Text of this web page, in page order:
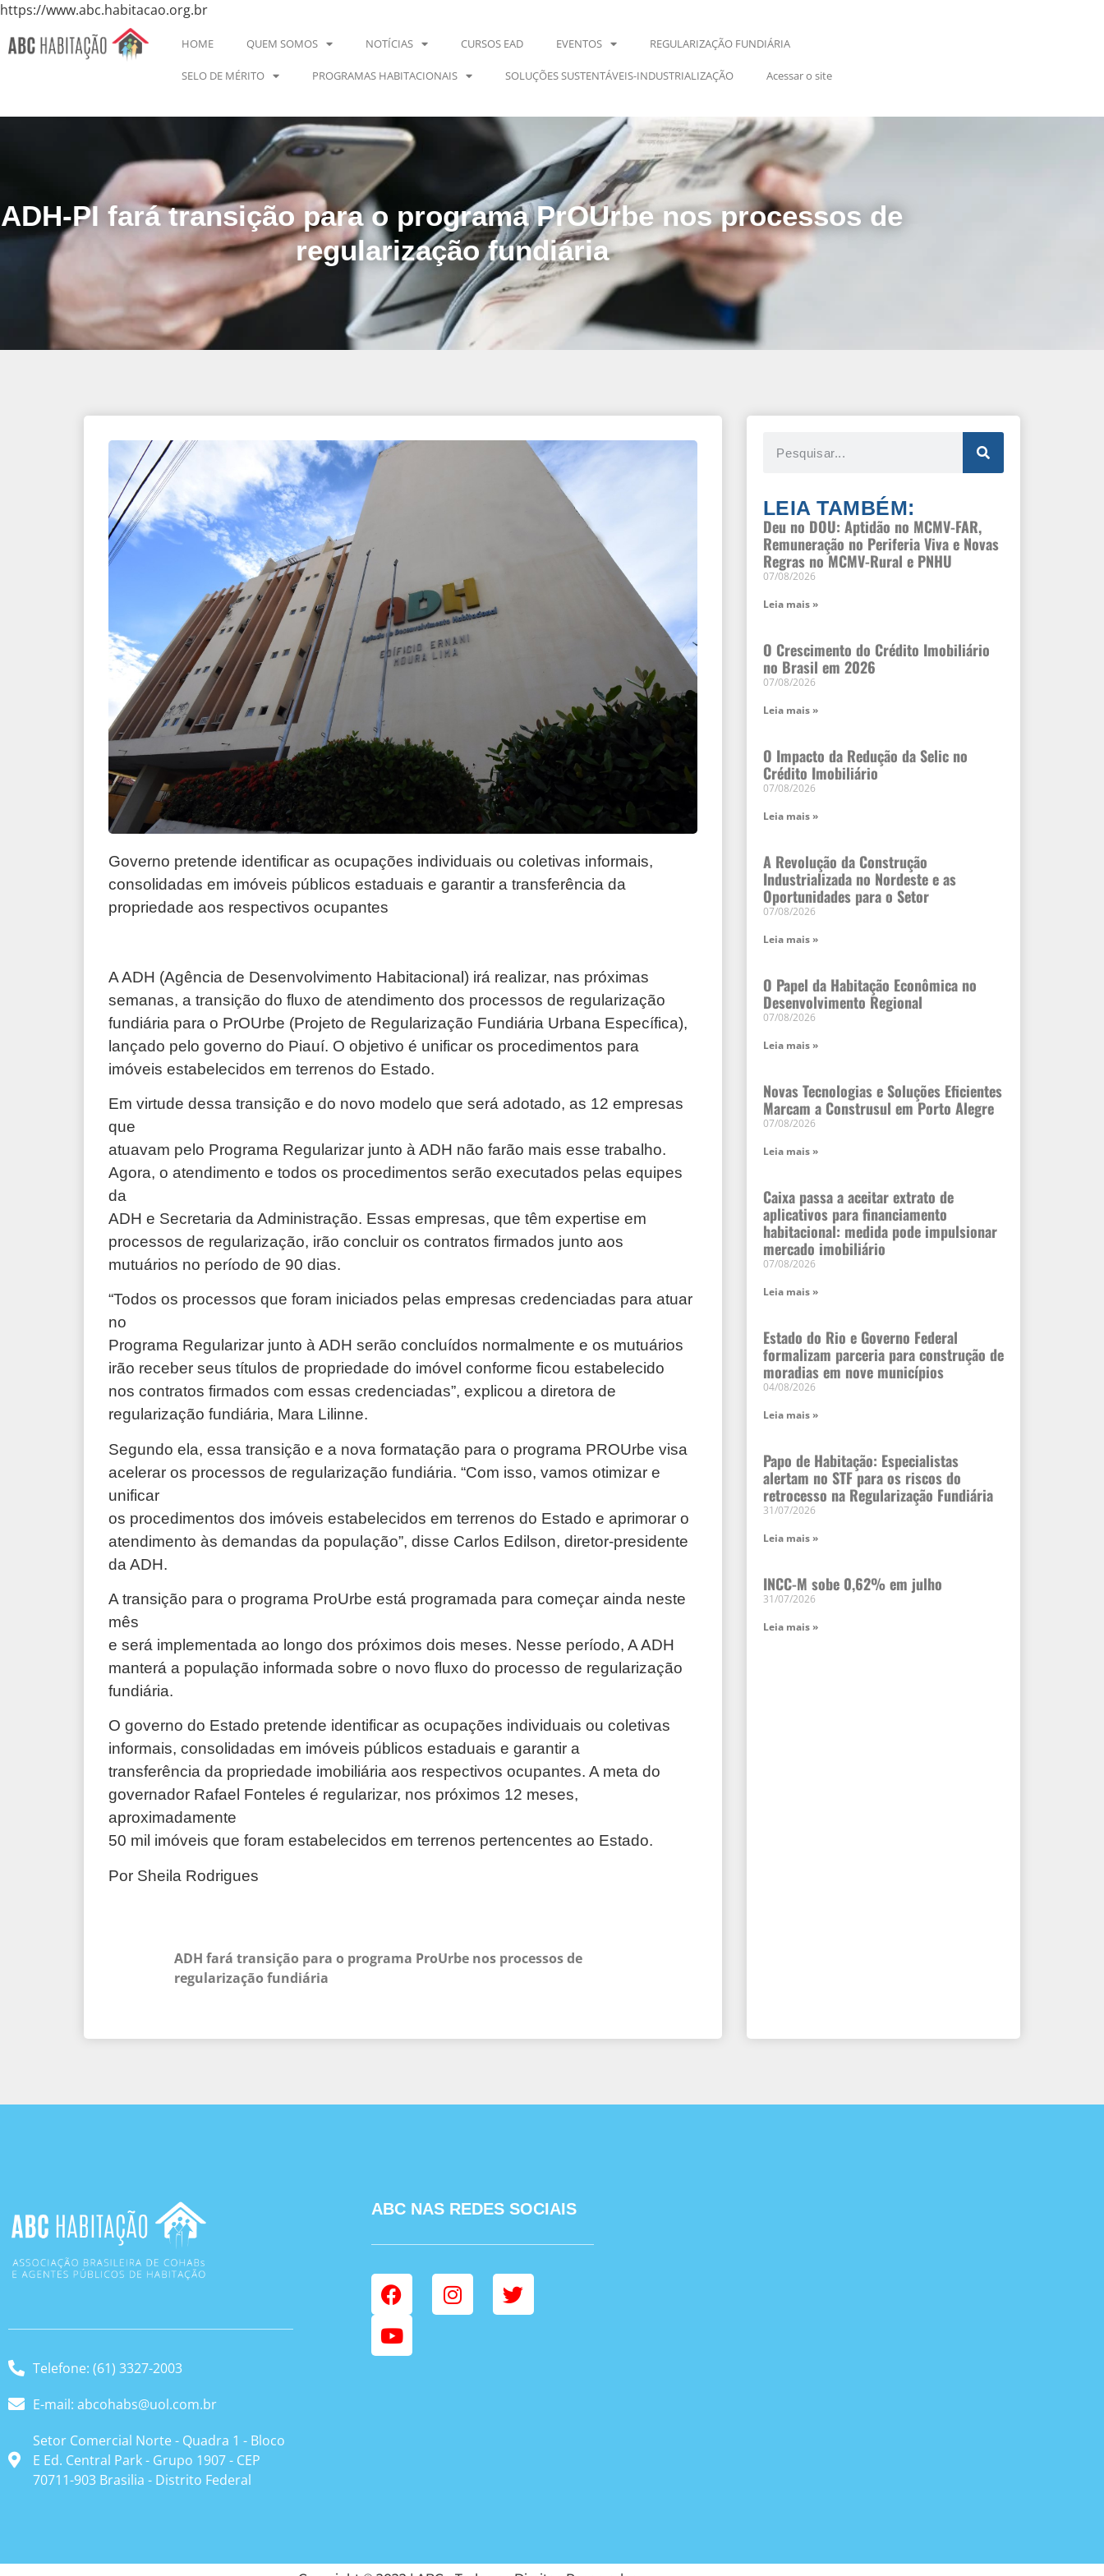
https://www.abc.habitacao.org.br
HOME QUEM SOMOS NOTÍCIAS CURSOS EAD EVENTOS REGULARIZAÇÃO FUNDIÁRIA
SELO DE MÉRITO PROGRAMAS HABITACIONAIS SOLUÇÕES SUSTENTÁVEIS-INDUSTRIALIZAÇÃO Acessar o site
ADH-PI fará transição para o programa PrOUrbe nos processos de
regularização fundiária
Governo pretende identificar as ocupações individuais ou coletivas informais,
consolidadas em imóveis públicos estaduais e garantir a transferência da
propriedade aos respectivos ocupantes
A ADH (Agência de Desenvolvimento Habitacional) irá realizar, nas próximas
semanas, a transição do fluxo de atendimento dos processos de regularização
fundiária para o PrOUrbe (Projeto de Regularização Fundiária Urbana Específica),
lançado pelo governo do Piauí. O objetivo é unificar os procedimentos para
imóveis estabelecidos em terrenos do Estado.
Em virtude dessa transição e do novo modelo que será adotado, as 12 empresas
que
atuavam pelo Programa Regularizar junto à ADH não farão mais esse trabalho.
Agora, o atendimento e todos os procedimentos serão executados pelas equipes
da
ADH e Secretaria da Administração. Essas empresas, que têm expertise em
processos de regularização, irão concluir os contratos firmados junto aos
mutuários no período de 90 dias.
“Todos os processos que foram iniciados pelas empresas credenciadas para atuar
no
Programa Regularizar junto à ADH serão concluídos normalmente e os mutuários
irão receber seus títulos de propriedade do imóvel conforme ficou estabelecido
nos contratos firmados com essas credenciadas”, explicou a diretora de
regularização fundiária, Mara Lilinne.
Segundo ela, essa transição e a nova formatação para o programa PROUrbe visa
acelerar os processos de regularização fundiária. “Com isso, vamos otimizar e
unificar
os procedimentos dos imóveis estabelecidos em terrenos do Estado e aprimorar o
atendimento às demandas da população”, disse Carlos Edilson, diretor-presidente
da ADH.
A transição para o programa ProUrbe está programada para começar ainda neste
mês
e será implementada ao longo dos próximos dois meses. Nesse período, A ADH
manterá a população informada sobre o novo fluxo do processo de regularização
fundiária.
O governo do Estado pretende identificar as ocupações individuais ou coletivas
informais, consolidadas em imóveis públicos estaduais e garantir a
transferência da propriedade imobiliária aos respectivos ocupantes. A meta do
governador Rafael Fonteles é regularizar, nos próximos 12 meses,
aproximadamente
50 mil imóveis que foram estabelecidos em terrenos pertencentes ao Estado.
Por Sheila Rodrigues
ADH fará transição para o programa ProUrbe nos processos de
regularização fundiária
LEIA TAMBÉM:
Deu no DOU: Aptidão no MCMV-FAR,
Remuneração no Periferia Viva e Novas
Regras no MCMV-Rural e PNHU
07/08/2026
Leia mais »
O Crescimento do Crédito Imobiliário
no Brasil em 2026
07/08/2026
Leia mais »
O Impacto da Redução da Selic no
Crédito Imobiliário
07/08/2026
Leia mais »
A Revolução da Construção
Industrializada no Nordeste e as
Oportunidades para o Setor
07/08/2026
Leia mais »
O Papel da Habitação Econômica no
Desenvolvimento Regional
07/08/2026
Leia mais »
Novas Tecnologias e Soluções Eficientes
Marcam a Construsul em Porto Alegre
07/08/2026
Leia mais »
Caixa passa a aceitar extrato de
aplicativos para financiamento
habitacional: medida pode impulsionar
mercado imobiliário
07/08/2026
Leia mais »
Estado do Rio e Governo Federal
formalizam parceria para construção de
moradias em nove municípios
04/08/2026
Leia mais »
Papo de Habitação: Especialistas
alertam no STF para os riscos do
retrocesso na Regularização Fundiária
31/07/2026
Leia mais »
INCC-M sobe 0,62% em julho
31/07/2026
Leia mais »
Telefone: (61) 3327-2003
E-mail: abcohabs@uol.com.br
Setor Comercial Norte - Quadra 1 - Bloco
E Ed. Central Park - Grupo 1907 - CEP
70711-903 Brasilia - Distrito Federal
ABC NAS REDES SOCIAIS